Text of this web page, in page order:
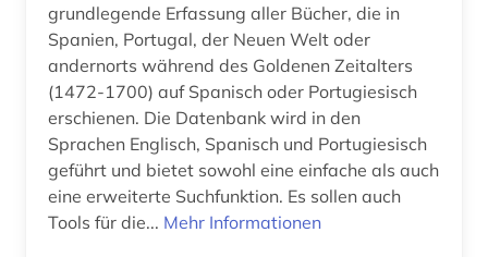
kognitive linguistik (1)
komponist (1)
korpus (1)
korpus (1)
kreolische sprachen (1)
grundlegende Erfassung aller Bücher, die in
Spanien, Portugal, der Neuen Welt oder
andernorts während des Goldenen Zeitalters
(1472-1700) auf Spanisch oder Portugiesisch
erschienen. Die Datenbank wird in den
Sprachen Englisch, Spanisch und Portugiesisch
geführt und bietet sowohl eine einfache als auch
eine erweiterte Suchfunktion. Es sollen auch
Tools für die... Mehr Informationen